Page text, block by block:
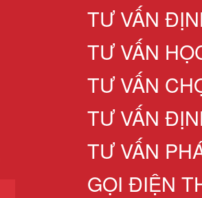
TƯ VẤN
TƯ VẤN
TƯ VẤN
TƯ VẤN
TƯ VẤN
GỌI ĐIỆN